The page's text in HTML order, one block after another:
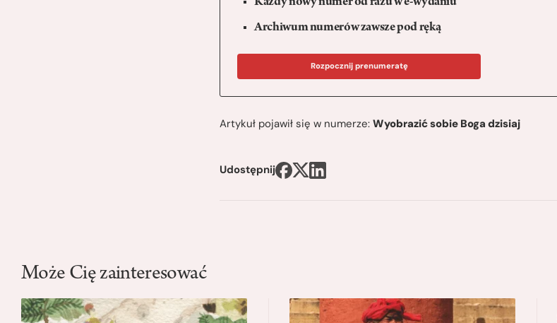
Archiwum numerów zawsze pod ręką
Rozpocznij prenumeratę
Artykuł pojawił się w numerze:Wyobrazić sobie Boga dzisiaj
Udostępnij
Może Cię zainteresować